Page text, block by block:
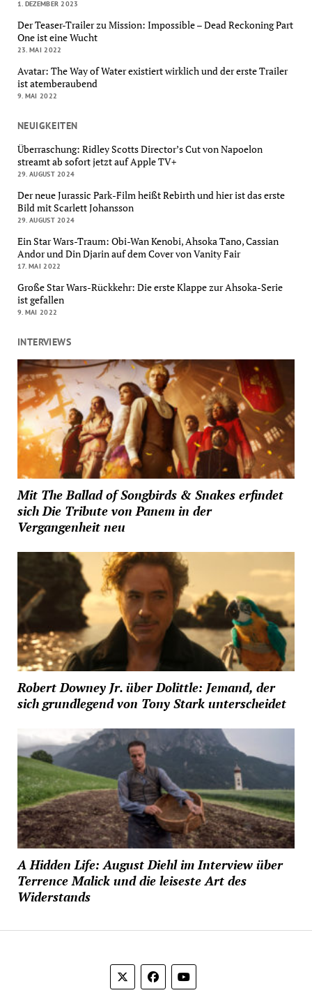
1. DEZEMBER 2023
Der Teaser-Trailer zu Mission: Impossible – Dead Reckoning Part
One ist eine Wucht
23. MAI 2022
Avatar: The Way of Water existiert wirklich und der erste Trailer
ist atemberaubend
9. MAI 2022
NEUIGKEITEN
Überraschung: Ridley Scotts Director’s Cut von Napoelon
streamt ab sofort jetzt auf Apple TV+
29. AUGUST 2024
Der neue Jurassic Park-Film heißt Rebirth und hier ist das erste
Bild mit Scarlett Johansson
29. AUGUST 2024
Ein Star Wars-Traum: Obi-Wan Kenobi, Ahsoka Tano, Cassian
Andor und Din Djarin auf dem Cover von Vanity Fair
17. MAI 2022
Große Star Wars-Rückkehr: Die erste Klappe zur Ahsoka-Serie
ist gefallen
9. MAI 2022
INTERVIEWS
Mit The Ballad of Songbirds & Snakes erfindet
sich Die Tribute von Panem in der
Vergangenheit neu
Robert Downey Jr. über Dolittle: Jemand, der
sich grundlegend von Tony Stark unterscheidet
A Hidden Life: August Diehl im Interview über
Terrence Malick und die leiseste Art des
Widerstands